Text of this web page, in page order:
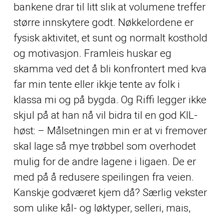
bankene drar til litt slik at volumene treffer
større innskytere godt. Nøkkelordene er
fysisk aktivitet, et sunt og normalt kosthold
og motivasjon. Framleis huskar eg
skamma ved det å bli konfrontert med kva
far min tente eller ikkje tente av folk i
klassa mi og på bygda. Og Riffi legger ikke
skjul på at han nå vil bidra til en god KIL-
høst: – Målsetningen min er at vi fremover
skal lage så mye trøbbel som overhodet
mulig for de andre lagene i ligaen. De er
med på å redusere speilingen fra veien.
Kanskje godværet kjem då? Særlig vekster
som ulike kål- og løktyper, selleri, mais,